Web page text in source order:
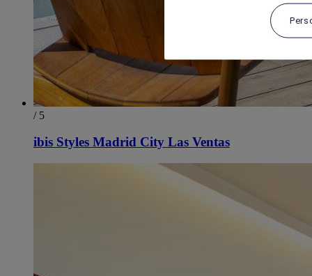
/ 5
ibis Styles Madrid City Las Ventas